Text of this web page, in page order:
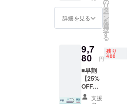
送料込)
■内容
『llano
』1台
取り扱
い説明
書や付
属品が
ない) ■
お届け
予定：
詳細を見る
リ
タ
ー
ン
を
選
択
す
る
9,7
80 円
残り
400
■早割
【25%
OFF】
400台限
定 ■予 支援